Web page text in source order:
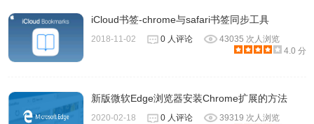
选取“Safari”>“偏好设置”，然后点按“安全性”。要为所有网站
关闭所有插件，请取消选择“允许插件”。需要插件的网站可
可能会询问是否安装插件。
iCloud书签-chrome与safari书签同步工具
2018-11-02 0 人评论
43035 次人浏览
4.0 分
新版微软Edge浏览器安装Chrome扩展的方法
2020-02-18 0 人评论
39319 次人浏览